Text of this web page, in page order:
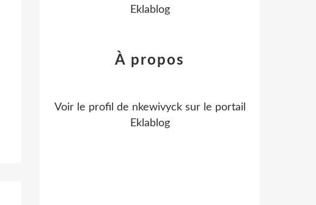
Eklablog
À propos
Voir le profil de nkewivycksur le portail
Eklablog